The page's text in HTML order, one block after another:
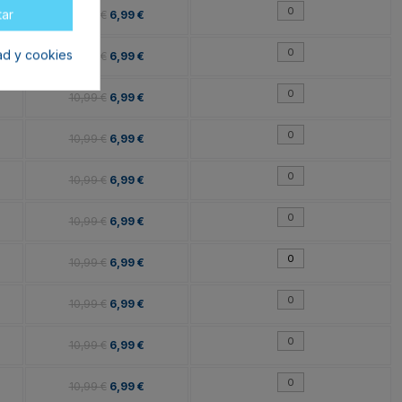
10,99 € 6,99 €
10,99 € 6,99 €
10,99 € 6,99 €
10,99 € 6,99 €
10,99 € 6,99 €
10,99 € 6,99 €
10,99 € 6,99 €
10,99 € 6,99 €
10,99 € 6,99 €
10,99 € 6,99 €
y cookies